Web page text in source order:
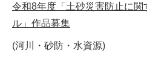
令和8年度「土砂災害防止に
ル」作品募集
(河川・砂防・水資源)